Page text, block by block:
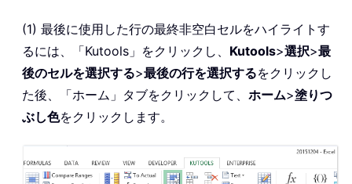
(1) 最後に使用した行の最終非空白セルをハイライトす
るには、「Kutools」をクリックし、 Kutools>選択>最
後のセルを選択する>最後の行を選択するをクリックし
た後、「ホーム」タブをクリックして、 ホーム>塗りつ
ぶし色をクリックします。